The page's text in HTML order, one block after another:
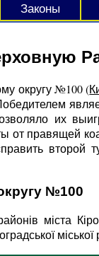
Законы
округу №100 (
их
правящей
второй
№100
міста
міської